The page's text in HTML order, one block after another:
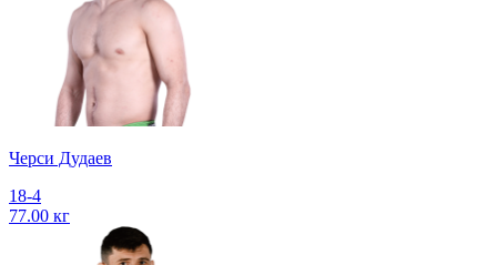
Черси Дудаев
18-4
77.00 кг